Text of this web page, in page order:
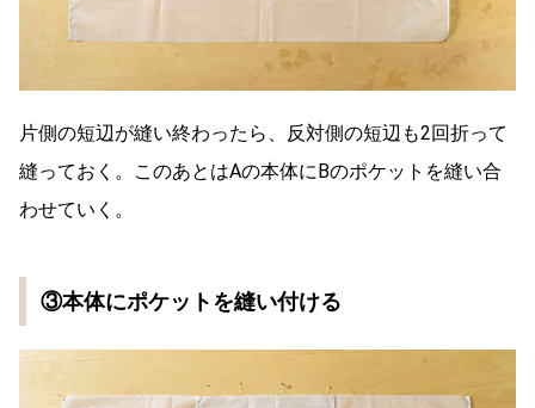
片側の短辺が縫い終わったら、反対側の短辺も2回折って
縫っておく。このあとはAの本体にBのポケットを縫い合
わせていく。
③本体にポケットを縫い付ける